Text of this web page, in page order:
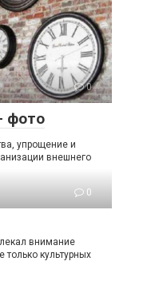
0
фото
упрощение и
внешнего
0
внимание
только культурных